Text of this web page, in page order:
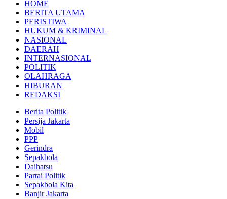
HOME
BERITA UTAMA
PERISTIWA
HUKUM & KRIMINAL
NASIONAL
DAERAH
INTERNASIONAL
POLITIK
OLAHRAGA
HIBURAN
REDAKSI
Berita Politik
Persija Jakarta
Mobil
PPP
Gerindra
Sepakbola
Daihatsu
Partai Politik
Sepakbola Kita
Banjir Jakarta